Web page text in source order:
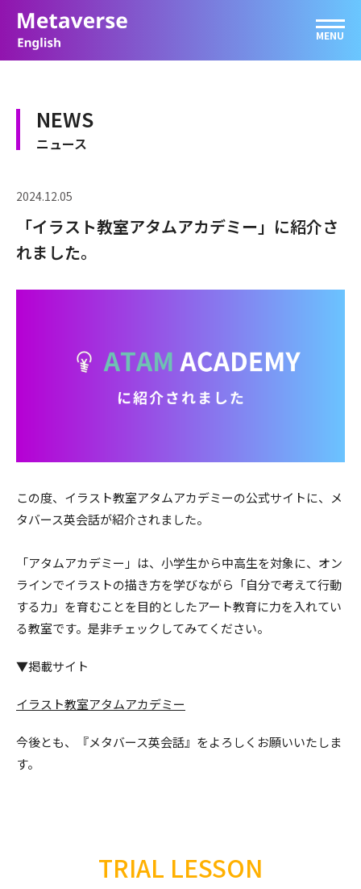
NEWS
ニュース
2024.12.05
「イラスト教室アタムアカデミー」に紹介さ
れました。
この度、イラスト教室アタムアカデミーの公式サイトに、メ
タバース英会話が紹介されました。
「アタムアカデミー」は、小学生から中高生を対象に、オン
ラインでイラストの描き方を学びながら「自分で考えて行動
する力」を育むことを目的としたアート教育に力を入れてい
る教室です。是非チェックしてみてください。
▼掲載サイト
イラスト教室アタムアカデミー
今後とも、『メタバース英会話』をよろしくお願いいたしま
す。
TRIAL LESSON